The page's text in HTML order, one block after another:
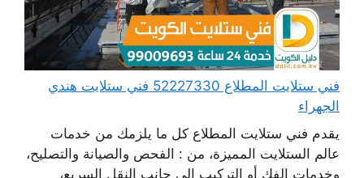
فني ستلايت المطلاع 52227330 فني ستلايت هندي
الجهراء
يقدم فني ستلايت المطلاع كل ما يلزمك من خدمات
عالم الستلايت المميزة، من : الفحص والصيانة والتصليح،
وخدمات الفك أو التركيب إلى جانب النقل السريع،